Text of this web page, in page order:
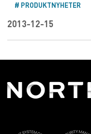
PRODUKTNYHETER
2013-12-15